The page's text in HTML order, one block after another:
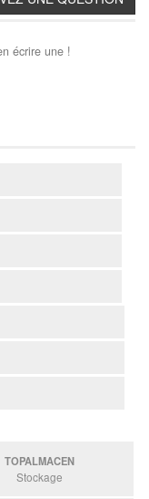
écrire une !
TOPALMACEN
Stockage